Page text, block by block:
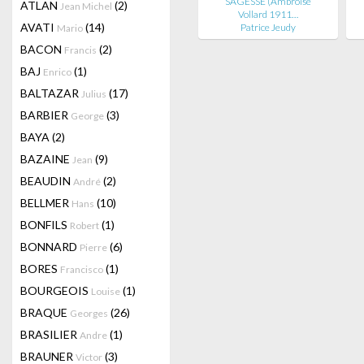
ATLAN Jean Michel (2)
AVATI Mario (14)
BACON Francis (2)
BAJ Enrico (1)
BALTAZAR Julius (17)
BARBIER George (3)
BAYA (2)
BAZAINE Jean (9)
BEAUDIN André (2)
BELLMER Hans (10)
BONFILS Robert (1)
BONNARD Pierre (6)
BORES Francisco (1)
BOURGEOIS Louise (1)
BRAQUE Georges (26)
BRASILIER Andre (1)
BRAUNER Victor (3)
Vollard 1911…
Patrice Jeudy